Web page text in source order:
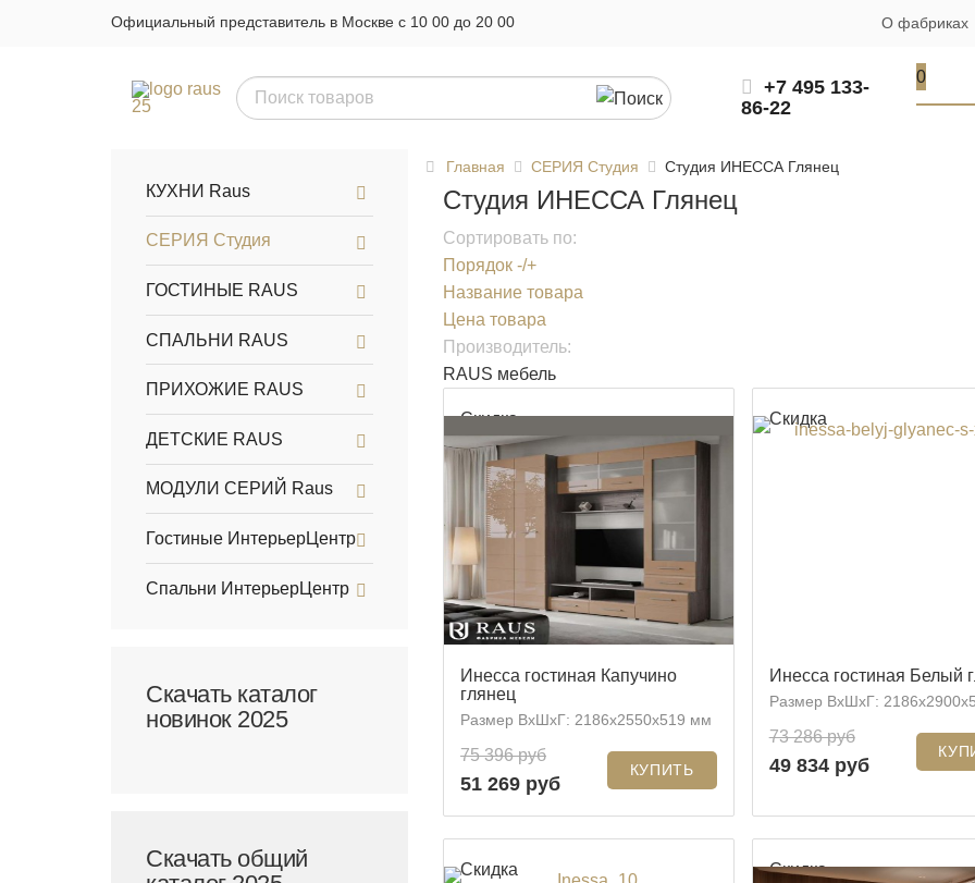
Официальный представитель в Москве с 10 00 до 20 00 О фабриках
+7 495 133-
86-22
0
Главная СЕРИЯ Студия Студия ИНЕССА Глянец
Студия ИНЕССА Глянец
Сортировать по:
Порядок -/+
Название товара
Цена товара
Производитель:
RAUS мебель
Скидка
Инесса гостиная Капучино
глянец
Размер ВхШхГ: 2186x2550x519 мм
75 396 руб
51 269 руб
Скидка
Инесса гостиная Белый
Размер ВхШхГ:
73 286 руб
49 834 руб
Скидка Скидка
КУХНИ Raus
СЕРИЯ Студия
ГОСТИНЫЕ RAUS
СПАЛЬНИ RAUS
ПРИХОЖИЕ RAUS
ДЕТСКИЕ RAUS
МОДУЛИ СЕРИЙ Raus
Гостиные ИнтерьерЦентр
Спальни ИнтерьерЦентр
Скачать каталог
новинок 2025
Скачать общий